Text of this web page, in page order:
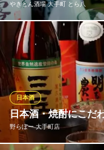
活菜厨房【和食】
厳選素材の活菜厨房
地下鉄丸ノ内線大手
東京都千代田区大手町1-3-2
やきとん酒場 大手町 とら八
九州出身の店長が、各
しています。仕入れ状
タッフにお声がけくだ
やきとん酒場 大手
やきとん 焼き鳥
ＪＲ東京駅 徒歩3分
東京都千代田区大手町2-5-9
日本酒・焼酎にこだ
野らぼー 大手町店
日本酒